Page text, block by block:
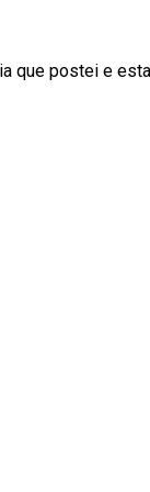
que postei e